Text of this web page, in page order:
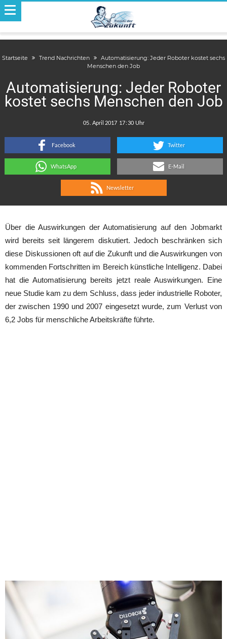
Startseite Trend Nachrichten
Automatisierung: Jeder Roboter kostet sechs
Menschen den Job
Automatisierung: Jeder Roboter
kostet sechs Menschen den Job
:
Facebook Twitter
WhatsApp E-Mail
Newsletter
Über die Auswirkungen der Automatisierung auf den Jobmarkt
wird bereits seit längerem diskutiert. Jedoch beschränken sich
diese Diskussionen oft auf die Zukunft und die Auswirkungen von
kommenden Fortschritten im Bereich künstliche Intelligenz. Dabei
hat die Automatisierung bereits jetzt reale Auswirkungen. Eine
neue Studie kam zu dem Schluss, dass jeder industrielle Roboter,
der zwischen 1990 und 2007 eingesetzt wurde, zum Verlust von
6,2 Jobs für menschliche Arbeitskräfte führte.